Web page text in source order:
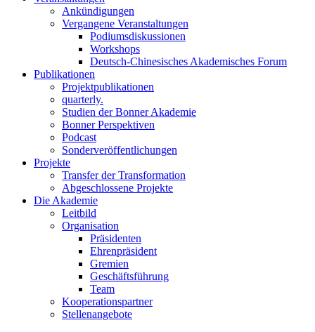
Ankündigungen
Vergangene Veranstaltungen
Podiumsdiskussionen
Workshops
Deutsch-Chinesisches Akademisches Forum
Publikationen
Projektpublikationen
quarterly.
Studien der Bonner Akademie
Bonner Perspektiven
Podcast
Sonderveröffentlichungen
Projekte
Transfer der Transformation
Abgeschlossene Projekte
Die Akademie
Leitbild
Organisation
Präsidenten
Ehrenpräsident
Gremien
Geschäftsführung
Team
Kooperationspartner
Stellenangebote